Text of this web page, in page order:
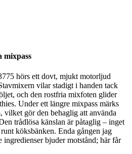
mixpass
hörs ett dovt, mjukt motorljud
vilar stadigt i handen tack
och den rostfria mixfoten glider
Under ett längre mixpass märks
vilket gör den behaglig att använda
trådlösa känslan är påtaglig – inget
köksbänken. Enda gången jag
ingredienser bjuder motstånd; här får